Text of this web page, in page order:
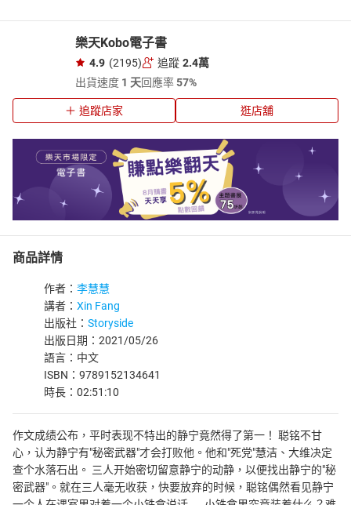
樂天Kobo電子書
4.9 (2195) 追蹤 2.4萬
出貨速度 1 天回應率57%
追蹤店家 逛店舖
商品詳情
作者： 李慧慧
講者： Xin Fang
出版社： Storyside
出版日期：2021/05/26
語言：中文
ISBN：9789152134641
時長：02:51:10
作文成绩公布，平时表现不特出的静宁竟然得了第一！ 聪铭不甘
心，认为静宁有"秘密武器"才会打败他。他和"死党"慧洁、大维决定
查个水落石出。 三人开始密切留意静宁的动静，以便找出静宁的"秘
密武器"。就在三人毫无收获，快要放弃的时候，聪铭偶然看见静宁